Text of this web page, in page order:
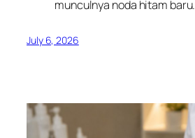
munculnya noda hitam baru.
July 6, 2026